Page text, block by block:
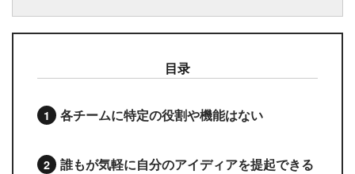
目录
各チームに特定の役割や機能はない
誰もが気軽に自分のアイディアを提起できる